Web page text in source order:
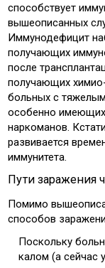
способствует
вышеописанных
Иммунодефицит
получающих
после
получающих
больных с
особенно имеющих
наркоманов.
развивается
иммунитета.
Пути заражения
Помимо
способов
Поскольку
калом (а сейчас